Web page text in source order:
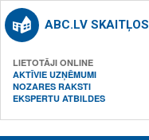
ABC.LV SKAITĻOS
LIETOTĀJI ONLINE
AKTĪVIE UZŅĒMUMI
NOZARES RAKSTI
EKSPERTU ATBILDES